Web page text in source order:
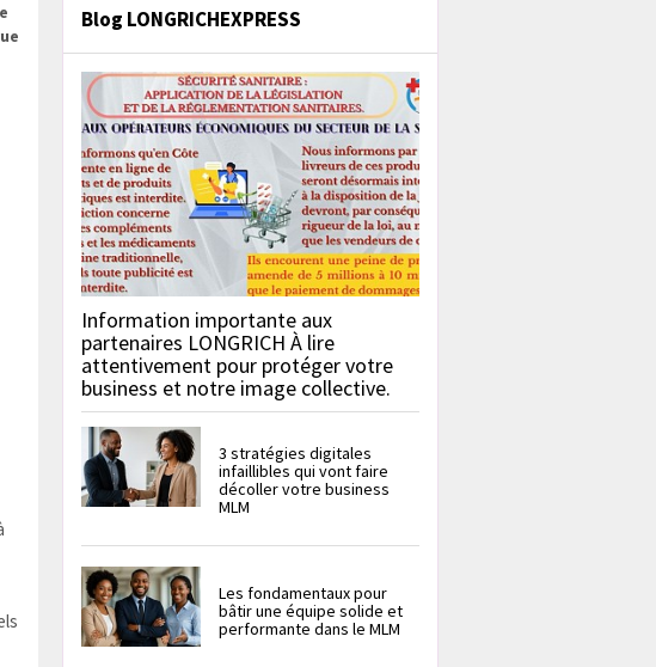
Blog LONGRICHEXPRESS
Information importante aux
partenaires LONGRICH À lire
attentivement pour protéger votre
business et notre image collective.
3 stratégies digitales
infaillibles qui vont faire
décoller votre business
MLM
Les fondamentaux pour
bâtir une équipe solide et
performante dans le MLM